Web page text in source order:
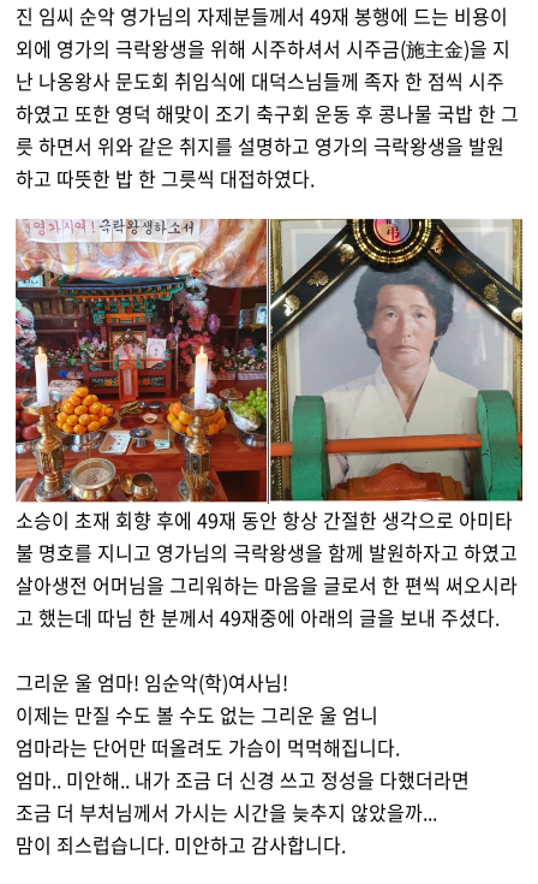
진 임씨 순악 영가님의 자제분들께서 49재 봉행에 드는 비용이
외에 영가의 극락왕생을 위해 시주하셔서 시주금(施主金)을 지
난 나옹왕사 문도회 취임식에 대덕스님들께 족자 한 점씩 시주
하였고 또한 영덕 해맞이 조기 축구회 운동 후 콩나물 국밥 한 그
릇 하면서 위와 같은 취지를 설명하고 영가의 극락왕생을 발원
하고 따뜻한 밥 한 그릇씩 대접하였다.
소승이 초재 회향 후에 49재 동안 항상 간절한 생각으로 아미타
불 명호를 지니고 영가님의 극락왕생을 함께 발원하자고 하였고
살아생전 어머님을 그리워하는 마음을 글로서 한 편씩 써오시라
고 했는데 따님 한 분께서 49재중에 아래의 글을 보내 주셨다.
그리운 울 엄마! 임순악(학)여사님!
이제는 만질 수도 볼 수도 없는 그리운 울 엄니
엄마라는 단어만 떠올려도 가슴이 먹먹해집니다.
엄마.. 미안해.. 내가 조금 더 신경 쓰고 정성을 다했더라면
조금 더 부처님께서 가시는 시간을 늦추지 않았을까...
맘이 죄스럽습니다. 미안하고 감사합니다.